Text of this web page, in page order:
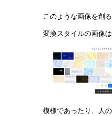
このような画像を創
変換スタイルの画像
模様であったり、人